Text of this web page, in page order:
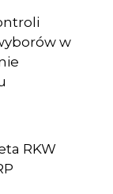
w
RKW